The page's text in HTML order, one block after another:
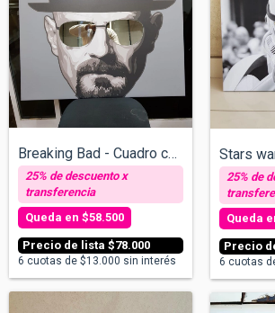
Breaking Bad - Cuadro con espejos v/tama...
$78.000
$58.500
6 cuotas de $13.000 sin interés 6 cuotas